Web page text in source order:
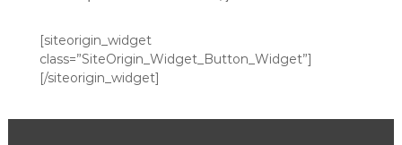
[siteorigin_widget
class=”SiteOrigin_Widget_Button_Widget”]
[/siteorigin_widget]